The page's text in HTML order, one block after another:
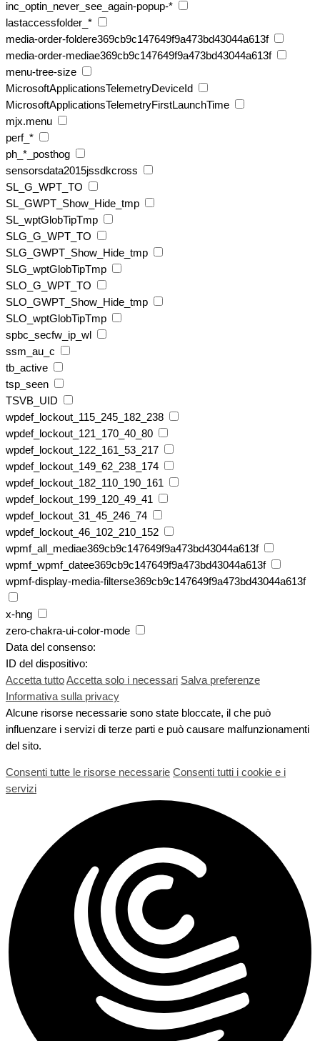
inc_optin_never_see_again-popup-*
lastaccessfolder_*
media-order-foldere369cb9c147649f9a473bd43044a613f
media-order-mediae369cb9c147649f9a473bd43044a613f
menu-tree-size
MicrosoftApplicationsTelemetryDeviceId
MicrosoftApplicationsTelemetryFirstLaunchTime
mjx.menu
perf_*
ph_*_posthog
sensorsdata2015jssdkcross
SL_G_WPT_TO
SL_GWPT_Show_Hide_tmp
SL_wptGlobTipTmp
SLG_G_WPT_TO
SLG_GWPT_Show_Hide_tmp
SLG_wptGlobTipTmp
SLO_G_WPT_TO
SLO_GWPT_Show_Hide_tmp
SLO_wptGlobTipTmp
spbc_secfw_ip_wl
ssm_au_c
tb_active
tsp_seen
TSVB_UID
wpdef_lockout_115_245_182_238
wpdef_lockout_121_170_40_80
wpdef_lockout_122_161_53_217
wpdef_lockout_149_62_238_174
wpdef_lockout_182_110_190_161
wpdef_lockout_199_120_49_41
wpdef_lockout_31_45_246_74
wpdef_lockout_46_102_210_152
wpmf_all_mediae369cb9c147649f9a473bd43044a613f
wpmf_wpmf_datee369cb9c147649f9a473bd43044a613f
wpmf-display-media-filterse369cb9c147649f9a473bd43044a613f
x-hng
zero-chakra-ui-color-mode
Data del consenso:
ID del dispositivo:
Accetta tuttoAccetta solo i necessari Salva preferenze
Informativa sulla privacy
Alcune risorse necessarie sono state bloccate, il che può
influenzare i servizi di terze parti e può causare malfunzionamenti
del sito.
Consenti tutte le risorse necessarie Consenti tutti i cookie e i
servizi